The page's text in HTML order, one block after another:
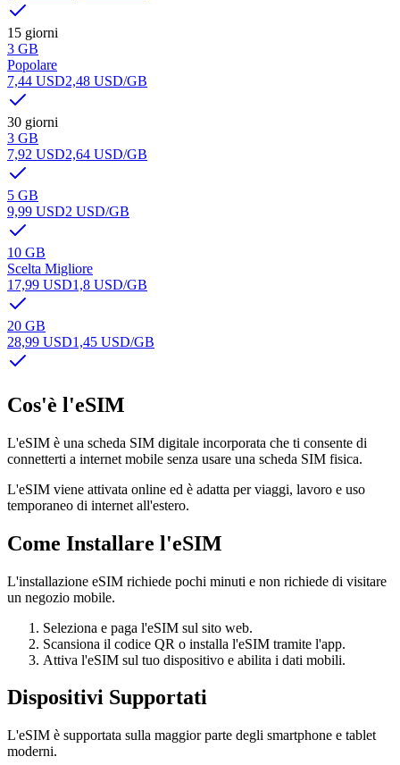
15 giorni
3 GB
Popolare
7,44 USD2,48 USD/GB
30 giorni
3 GB
7,92 USD2,64 USD/GB
5 GB
9,99 USD2 USD/GB
10 GB
Scelta Migliore
17,99 USD1,8 USD/GB
20 GB
28,99 USD1,45 USD/GB
Cos'è l'eSIM
L'eSIM è una scheda SIM digitale incorporata che ti consente di
connetterti a internet mobile senza usare una scheda SIM fisica.
L'eSIM viene attivata online ed è adatta per viaggi, lavoro e uso
temporaneo di internet all'estero.
Come Installare l'eSIM
L'installazione eSIM richiede pochi minuti e non richiede di visitare
un negozio mobile.
Seleziona e paga l'eSIM sul sito web.
Scansiona il codice QR o installa l'eSIM tramite l'app.
Attiva l'eSIM sul tuo dispositivo e abilita i dati mobili.
Dispositivi Supportati
L'eSIM è supportata sulla maggior parte degli smartphone e tablet
moderni.